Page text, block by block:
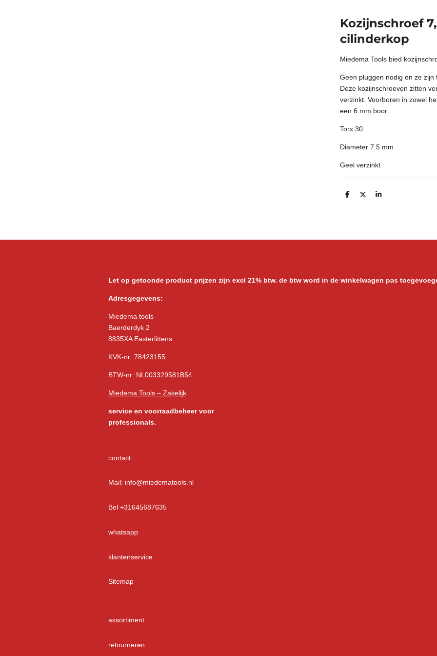
Kozijnschroef
cilinderkop
Miedema Tools bied
Geen pluggen nodig en ze
Deze kozijnschroeven zitten
verzinkt. Voorboren in zowel
een 6 mm boor.
Torx 30
Diameter 7.5 mm
Geel verzinkt
D
D
S
Let op getoonde product prijzen zijn excl 21% btw. de btw word in de winkelwagen pas
Adresgegevens:
Miedema tools
Baerderdyk 2
8835XA Easterlittens
KVK-nr: 78423155
BTW-nr: NL003329581B54
Miedema Tools – Zakelijk
service en voorraadbeheer voor
professionals.
contact
Mail: info@miedematools.nl
Bel +31645687635
whatsapp
klantenservice
Sitemap
assortiment
retourneren